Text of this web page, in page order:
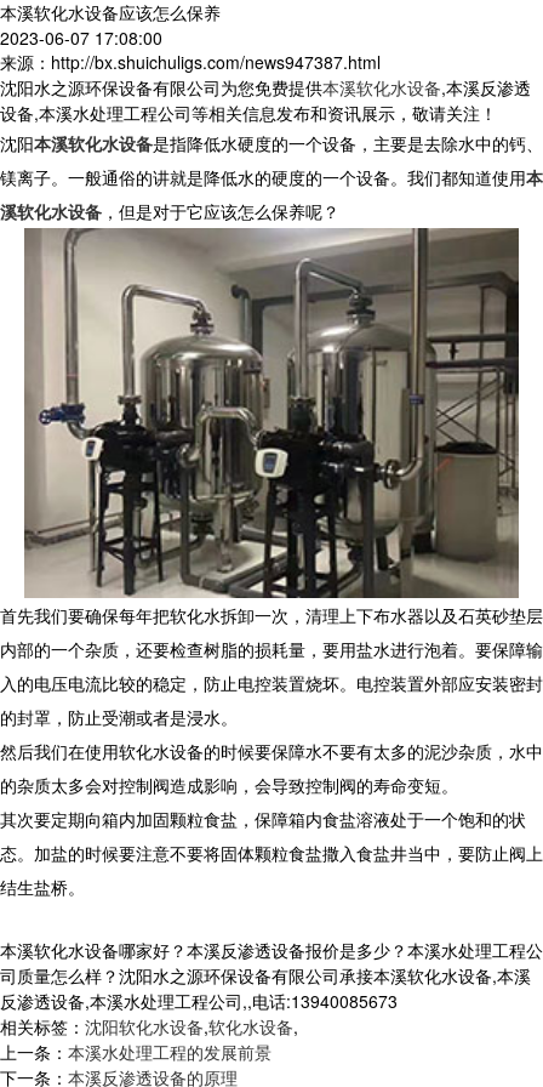
本溪软化水设备应该怎么保养
2023-06-07 17:08:00
来源：http://bx.shuichuligs.com/news947387.html
沈阳水之源环保设备有限公司为您免费提供本溪软化水设备,本溪反渗透
设备,本溪水处理工程公司等相关信息发布和资讯展示，敬请关注！
沈阳本溪软化水设备是指降低水硬度的一个设备，主要是去除水中的钙、
镁离子。一般通俗的讲就是降低水的硬度的一个设备。我们都知道使用本
溪软化水设备 ，但是对于它应该怎么保养呢？
首先我们要确保每年把软化水拆卸一次，清理上下布水器以及石英砂垫层
内部的一个杂质，还要检查树脂的损耗量，要用盐水进行泡着。要保障输
入的电压电流比较的稳定，防止电控装置烧坏。电控装置外部应安装密封
的封罩，防止受潮或者是浸水。
然后我们在使用软化水设备的时候要保障水不要有太多的泥沙杂质，水中
的杂质太多会对控制阀造成影响，会导致控制阀的寿命变短。
其次要定期向箱内加固颗粒食盐，保障箱内食盐溶液处于一个饱和的状
态。加盐的时候要注意不要将固体颗粒食盐撒入食盐井当中，要防止阀上
结生盐桥。
本溪软化水设备哪家好？本溪反渗透设备报价是多少？本溪水处理工程公
司质量怎么样？沈阳水之源环保设备有限公司承接本溪软化水设备,本溪
反渗透设备,本溪水处理工程公司,,电话:13940085673
相关标签： 沈阳软化水设备,软化水设备,
上一条： 本溪水处理工程的发展前景
下一条： 本溪反渗透设备的原理